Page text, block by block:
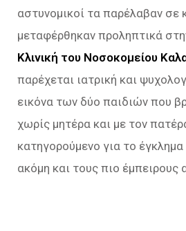
αστυνομικοί τα παρέλαβαν σε
μεταφέρθηκαν προληπτικά
Κλινική του Νοσοκομείου
παρέχεται ιατρική και
εικόνα των δύο παιδιών που
χωρίς μητέρα και με τον
κατηγορούμενο για το έγκλημα
ακόμη και τους πιο έμπειρους